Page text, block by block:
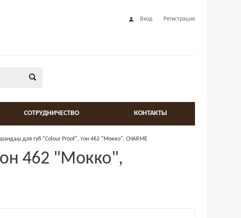
Вход Регистрация
СОТРУДНИЧЕСТВО КОНТАКТЫ
для губ "Colour Proof", тон 462 "Мокко", CHARME
462 "Мокко",